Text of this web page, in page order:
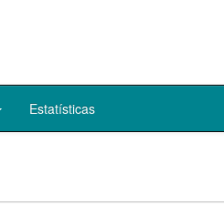
Estatísticas